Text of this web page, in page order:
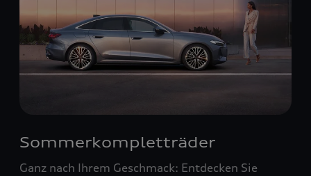
Sommerkompletträder
Ganz nach Ihrem Geschmack: Entdecken Sie